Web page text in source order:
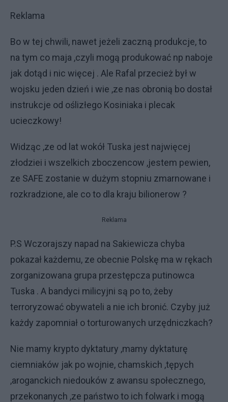
Reklama
Bo w tej chwili, nawet jeżeli zaczną produkcje, to
na tym co maja ,czyli mogą produkować np naboje
jak dotąd i nic więcej . Ale Rafal przecież był w
wojsku jeden dzień i wie ,ze nas obronią bo dostał
instrukcje od oślizłego Kosiniaka i plecak
ucieczkowy!
Widząc ,ze od lat wokół Tuska jest najwięcej
złodziei i wszelkich zboczencow ,jestem pewien,
ze SAFE zostanie w dużym stopniu zmarnowane i
rozkradzione, ale co to dla kraju bilionerow ?
Reklama
P.S Wczorajszy napad na Sakiewicza chyba
pokazał każdemu, ze obecnie Polskę ma w rękach
zorganizowana grupa przestępcza putinowca
Tuska . A bandyci milicyjni są po to, żeby
terroryzować obywateli a nie ich bronić. Czyby już
każdy zapomniał o torturowanych urzędniczkach?
Nie mamy krypto dyktatury ,mamy dyktaturę
ciemniaków jak po wojnie, chamskich ,tępych
,aroganckich niedouków z awansu społecznego,
przekonanych ,ze państwo to ich folwark i mogą